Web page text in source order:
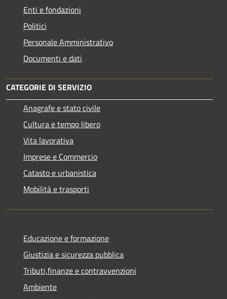
Enti e fondazioni
Politici
Personale Amministrativo
Documenti e dati
CATEGORIE DI SERVIZIO
Anagrafe e stato civile
Cultura e tempo libero
Vita lavorativa
Imprese e Commercio
Catasto e urbanistica
Mobilità e trasporti
Educazione e formazione
Giustizia e sicurezza pubblica
Tributi,finanze e contravvenzioni
Ambiente